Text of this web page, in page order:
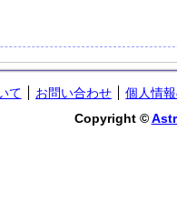
て お問い合わせ
個人情
Copyright ©